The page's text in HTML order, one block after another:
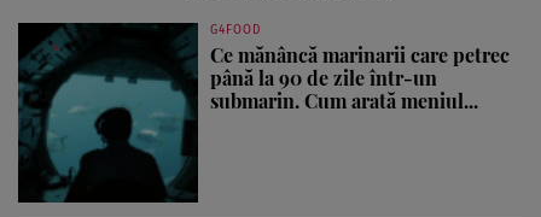
G4FOOD
Ce mănâncă marinarii care petrec
până la 90 de zile într-un
submarin. Cum arată meniul...